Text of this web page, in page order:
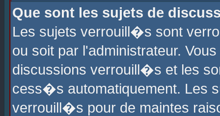
Que sont les sujets de
Les sujets verrouill�s sont
ou soit par l'administrateur.
discussions verrouill�s et les
cess�s automatiquement. Les
verrouill�s pour de maintes